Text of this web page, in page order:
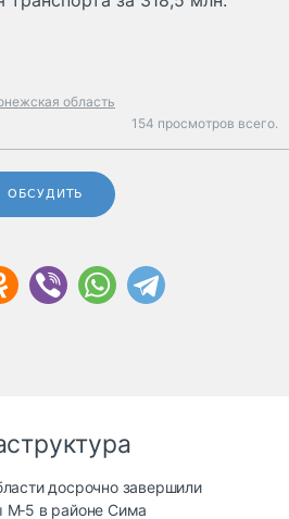
область
154 просмотров всего.
ОБСУДИТЬ
досрочно завершили
М‑5 в районе Сима